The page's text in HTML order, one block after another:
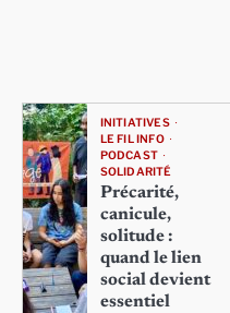
INITIATIVES
LE FIL INFO
PODCAST
SOLIDARITÉ
Précarité,
canicule,
solitude :
quand le lien
social devient
essentiel